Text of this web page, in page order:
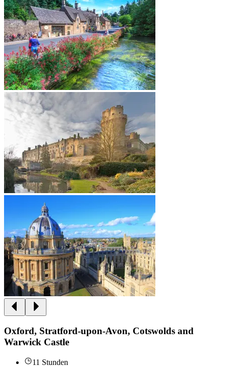
Oxford, Stratford-upon-Avon, Cotswolds and
Warwick Castle
11 Stunden